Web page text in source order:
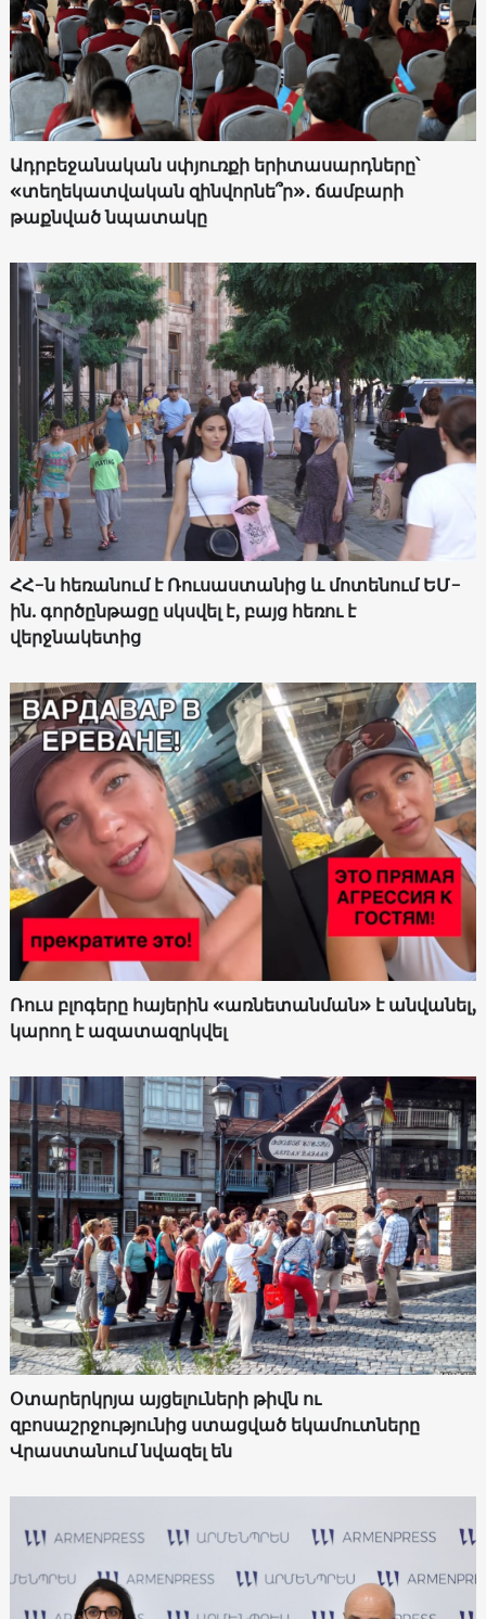
Ադրբեջանական սփյուռքի երիտասարդները՝
«տեղեկատվական զինվորնե՞ր»․ ճամբարի
թաքնված նպատակը
ՀՀ-ն հեռանում է Ռուսաստանից և մոտենում ԵՄ-
ին. գործընթացը սկսվել է, բայց հեռու է
վերջնակետից
Ռուս բլոգերը հայերին «առնետանման» է անվանել,
կարող է ազատազրկվել
Օտարերկրյա այցելուների թիվն ու
զբոսաշրջությունից ստացված եկամուտները
Վրաստանում նվազել են